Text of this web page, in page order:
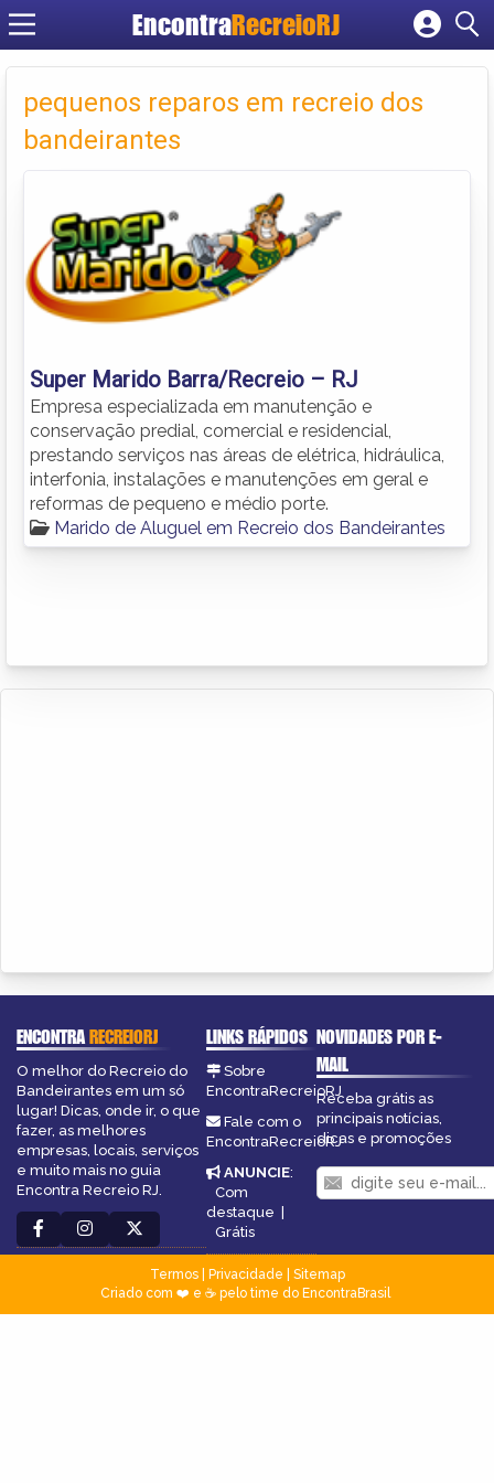
EncontraRecreioRJ
Cadastrar empresa
Criar conta
pequenos reparos em recreio dos
bandeirantes
Super Marido Barra/Recreio – RJ
Empresa especializada em manutenção e
conservação predial, comercial e residencial,
prestando serviços nas áreas de elétrica, hidráulica,
interfonia, instalações e manutenções em geral e
reformas de pequeno e médio porte.
Marido de Aluguel em Recreio dos Bandeirantes
ENCONTRARECREIORJ
O melhor do Recreio do
Bandeirantes em um só
lugar! Dicas, onde ir, o que
fazer, as melhores
empresas, locais, serviços
e muito mais no guia
Encontra Recreio RJ.
LINKS RÁPIDOS
Sobre
EncontraRecreioRJ
Fale com o
EncontraRecreioRJ
ANUNCIE:
Com
destaque |
Grátis
NOVIDADES POR E-
MAIL
Receba grátis as
principais notícias,
dicas e promoções
Termos| Privacidade
Sitemap
Criado com ❤️ e ☕ pelo time do EncontraBrasil